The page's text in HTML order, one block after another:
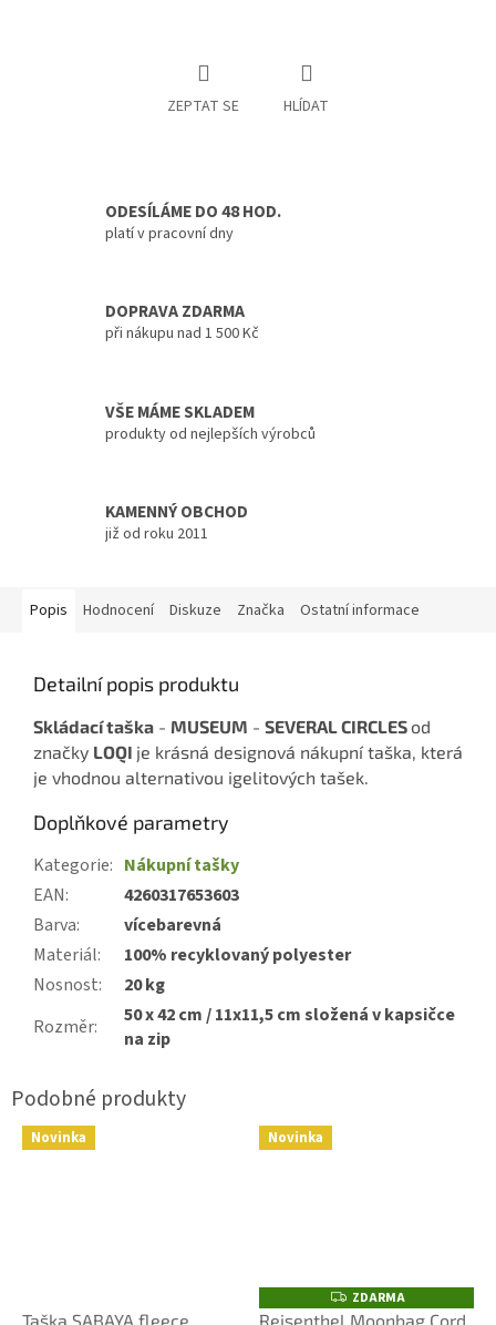
ZEPTAT SE HLÍDAT
ODESÍLÁME DO 48 HOD.
platí v pracovní dny
DOPRAVA ZDARMA
při nákupu nad 1 500 Kč
VŠE MÁME SKLADEM
produkty od nejlepších výrobců
KAMENNÝ OBCHOD
již od roku 2011
Popis Hodnocení Diskuze Značka Ostatní informace
Detailní popis produktu
Skládací taška - MUSEUM - SEVERAL CIRCLES od
značky LOQI je krásná designová nákupní taška, která
je vhodnou alternativou igelitových tašek.
Doplňkové parametry
Kategorie: Nákupní tašky
EAN:
4260317653603
Barva:
vícebarevná
Materiál:
100% recyklovaný polyester
Nosnost:
20 kg
Rozměr:
50 x 42 cm / 11x11,5 cm složená v kapsičce
na zip
Novinka
Taška SABAYA fleece
Novinka
Z
D
ZDARMA
Reisenthel Moonbag Cord